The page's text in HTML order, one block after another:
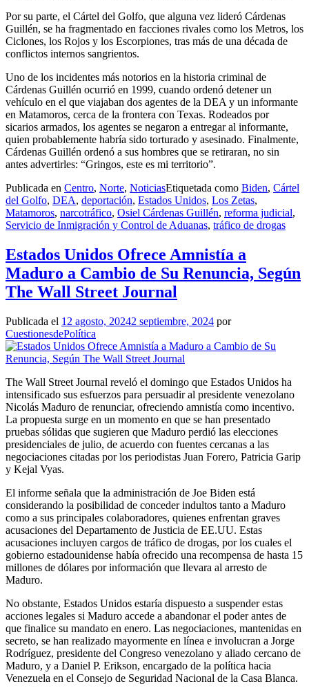
Por su parte, el Cártel del Golfo, que alguna vez lideró Cárdenas
Guillén, se ha fragmentado en facciones rivales como los Metros, los
Ciclones, los Rojos y los Escorpiones, tras más de una década de
conflictos internos sangrientos.
Uno de los incidentes más notorios en la historia criminal de
Cárdenas Guillén ocurrió en 1999, cuando ordenó detener un
vehículo en el que viajaban dos agentes de la DEA y un informante
en Matamoros, cerca de la frontera con Texas. Rodeados por
sicarios armados, los agentes se negaron a entregar al informante,
quien probablemente habría sido torturado y asesinado. Finalmente,
Cárdenas Guillén ordenó a sus hombres que se retiraran, no sin
antes advertirles: “Gringos, este es mi territorio”.
Publicada en Centro, Norte, NoticiasEtiquetada como Biden, Cártel
del Golfo, DEA, deportación, Estados Unidos, Los Zetas,
Matamoros, narcotráfico, Osiel Cárdenas Guillén, reforma judicial,
Servicio de Inmigración y Control de Aduanas, tráfico de drogas
Estados Unidos Ofrece Amnistía a
Maduro a Cambio de Su Renuncia, Según
The Wall Street Journal
Publicada el 12 agosto, 20242 septiembre, 2024 por
CuestionesdePolítica
The Wall Street Journal reveló el domingo que Estados Unidos ha
intensificado sus esfuerzos para persuadir al presidente venezolano
Nicolás Maduro de renunciar, ofreciendo amnistía como incentivo.
La propuesta surge en un momento en que se han presentado
pruebas sólidas que sugieren que Maduro perdió las elecciones
presidenciales de julio, de acuerdo con fuentes cercanas a las
negociaciones citadas por los periodistas Juan Forero, Patricia Garip
y Kejal Vyas.
El informe señala que la administración de Joe Biden está
considerando la posibilidad de conceder indultos tanto a Maduro
como a sus principales colaboradores, quienes enfrentan graves
acusaciones del Departamento de Justicia de EE.UU. Estas
acusaciones incluyen cargos de tráfico de drogas, por los cuales el
gobierno estadounidense había ofrecido una recompensa de hasta 15
millones de dólares por información que llevara al arresto de
Maduro.
No obstante, Estados Unidos estaría dispuesto a suspender estas
acciones legales si Maduro accede a abandonar el poder antes de
que finalice su mandato en enero. Las negociaciones, mantenidas en
secreto, se han realizado mayormente en línea e involucran a Jorge
Rodríguez, presidente del Congreso venezolano y aliado cercano de
Maduro, y a Daniel P. Erikson, encargado de la política hacia
Venezuela en el Consejo de Seguridad Nacional de la Casa Blanca.